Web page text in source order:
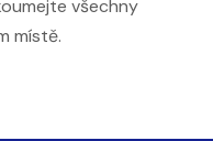
všechny
místě.